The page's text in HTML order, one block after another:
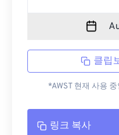
클립
*AWST 현재 사용
링크 복사